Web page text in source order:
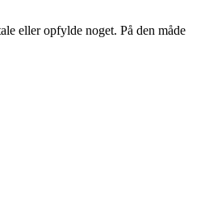
eller opfylde noget. På den måde